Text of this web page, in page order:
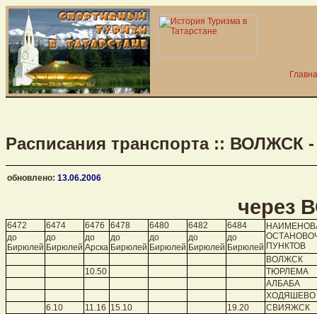
Расписания транспорта :: ВОЛЖСК
обновлено: 13.06.2006
через
6472 6474 6476 6478 6480 6482 6484
ПУНКТОВ
до
Бирюлей
до
Бирюлей
до
Арска
до
Бирюлей
до
Бирюлей
до
Бирюлей
до
Бирюлей
ВОЛЖСК
10.50
ТЮРЛЕМА
АЛБАБА
ХОДЯШЕВО
6.10
11.16 15.10 19.20
СВИЯЖСК